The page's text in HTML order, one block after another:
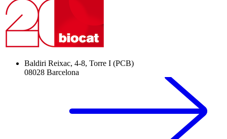
Baldiri Reixac, 4-8, Torre I (PCB)
08028 Barcelona